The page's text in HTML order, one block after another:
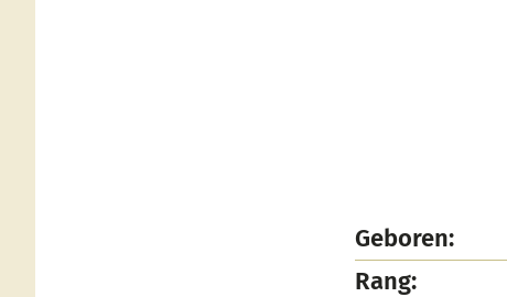
Geboren:
Rang: